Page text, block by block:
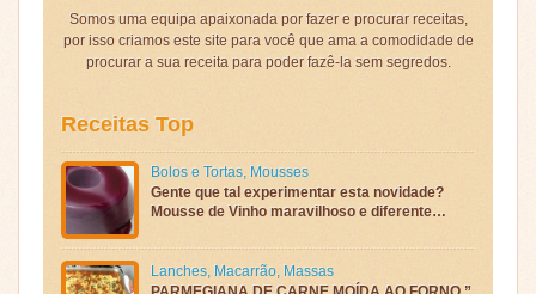
Somos uma equipa apaixonada por fazer e procurar receitas,
por isso criamos este site para você que ama a comodidade de
procurar a sua receita para poder fazê-la sem segredos.
Receitas Top
Bolos e Tortas, Mousses
Gente que tal experimentar esta novidade?
Mousse de Vinho maravilhoso e diferente…
Lanches, Macarrão, Massas